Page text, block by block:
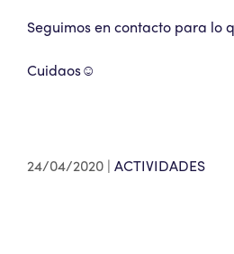
Seguimos en contacto para lo
Cuidaos☺️
24/04/2020 ACTIVIDADES